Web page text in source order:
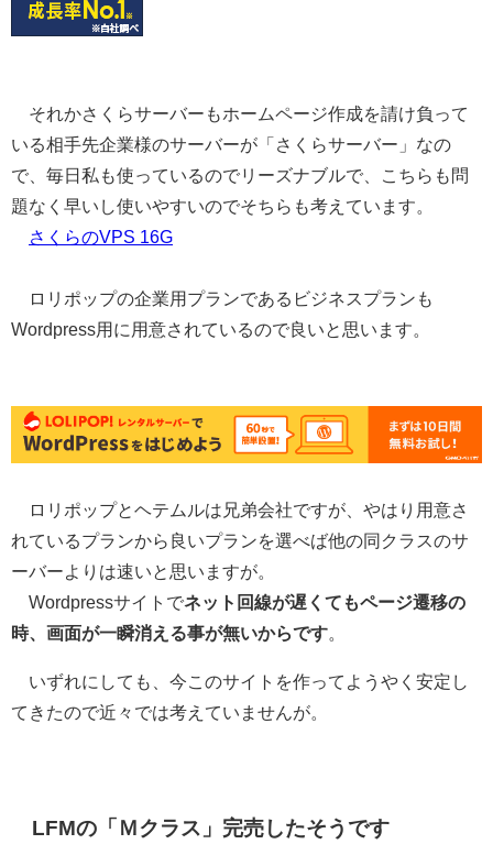
それかさくらサーバーもホームページ作成を請け負って
いる相手先企業様のサーバーが「さくらサーバー」なの
で、毎日私も使っているのでリーズナブルで、こちらも問
題なく早いし使いやすいのでそちらも考えています。
さくらのVPS 16G
ロリポップの企業用プランであるビジネスプランも
Wordpress用に用意されているので良いと思います。
ロリポップとヘテムルは兄弟会社ですが、やはり用意さ
れているプランから良いプランを選べば他の同クラスのサ
ーバーよりは速いと思いますが。
Wordpressサイトでネット回線が遅くてもページ遷移の
時、画面が一瞬消える事が無いからです。
いずれにしても、今このサイトを作ってようやく安定し
てきたので近々では考えていませんが。
LFMの「Ｍクラス」完売したそうです